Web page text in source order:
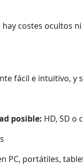
costes ocultos
fácil e intuitivo,
posible: HD, SD o
PC, portátiles,